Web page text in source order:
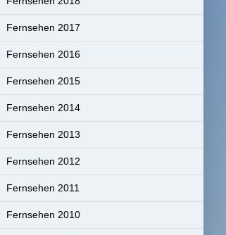
Fernsehen 2017
Fernsehen 2016
Fernsehen 2015
Fernsehen 2014
Fernsehen 2013
Fernsehen 2012
Fernsehen 2011
Fernsehen 2010